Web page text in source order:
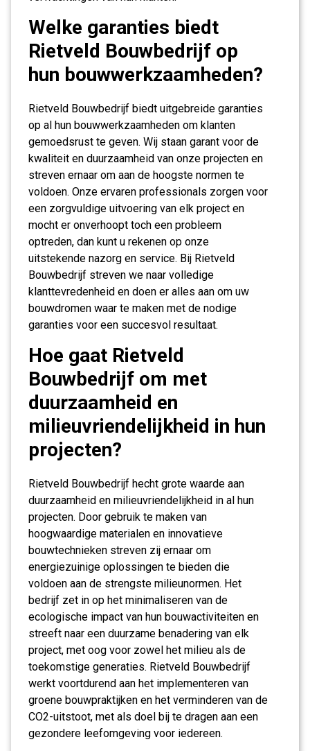
Welke garanties biedt
Rietveld Bouwbedrijf op
hun bouwwerkzaamheden?
Rietveld Bouwbedrijf biedt uitgebreide garanties
op al hun bouwwerkzaamheden om klanten
gemoedsrust te geven. Wij staan garant voor de
kwaliteit en duurzaamheid van onze projecten en
streven ernaar om aan de hoogste normen te
voldoen. Onze ervaren professionals zorgen voor
een zorgvuldige uitvoering van elk project en
mocht er onverhoopt toch een probleem
optreden, dan kunt u rekenen op onze
uitstekende nazorg en service. Bij Rietveld
Bouwbedrijf streven we naar volledige
klanttevredenheid en doen er alles aan om uw
bouwdromen waar te maken met de nodige
garanties voor een succesvol resultaat.
Hoe gaat Rietveld
Bouwbedrijf om met
duurzaamheid en
milieuvriendelijkheid in hun
projecten?
Rietveld Bouwbedrijf hecht grote waarde aan
duurzaamheid en milieuvriendelijkheid in al hun
projecten. Door gebruik te maken van
hoogwaardige materialen en innovatieve
bouwtechnieken streven zij ernaar om
energiezuinige oplossingen te bieden die
voldoen aan de strengste milieunormen. Het
bedrijf zet in op het minimaliseren van de
ecologische impact van hun bouwactiviteiten en
streeft naar een duurzame benadering van elk
project, met oog voor zowel het milieu als de
toekomstige generaties. Rietveld Bouwbedrijf
werkt voortdurend aan het implementeren van
groene bouwpraktijken en het verminderen van de
CO2-uitstoot, met als doel bij te dragen aan een
gezondere leefomgeving voor iedereen.